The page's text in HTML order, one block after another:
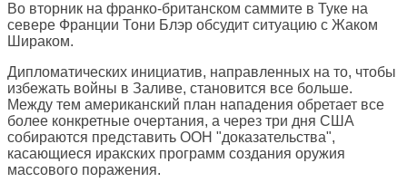
Во вторник на франко-британском саммите в Туке на
севере Франции Тони Блэр обсудит ситуацию с Жаком
Шираком.
Дипломатических инициатив, направленных на то, чтобы
избежать войны в Заливе, становится все больше.
Между тем американский план нападения обретает все
более конкретные очертания, а через три дня США
собираются представить ООН "доказательства",
касающиеся иракских программ создания оружия
массового поражения.